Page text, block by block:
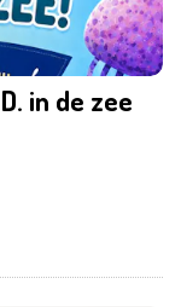
in de zee